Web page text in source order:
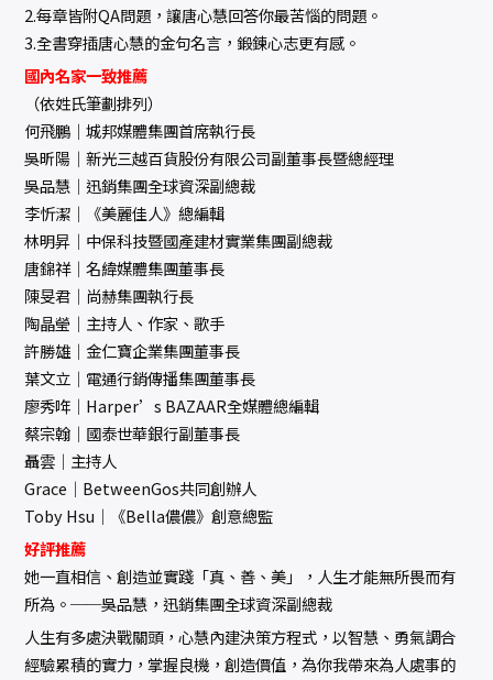
2.每章皆附QA問題，讓唐心慧回答你最苦惱的問題。
3.全書穿插唐心慧的金句名言，鍛鍊心志更有感。
國內名家一致推薦
（依姓氏筆劃排列）
何飛鵬│城邦媒體集團首席執行長
吳昕陽│新光三越百貨股份有限公司副董事長暨總經理
吳品慧│迅銷集團全球資深副總裁
李忻潔│《美麗佳人》總編輯
林明昇│中保科技暨國產建材實業集團副總裁
唐錦祥│名緯媒體集團董事長
陳旻君│尚赫集團執行長
陶晶瑩│主持人、作家、歌手
許勝雄│金仁寶企業集團董事長
葉文立│電通行銷傳播集團董事長
廖秀哖│Harper’s BAZAAR全媒體總編輯
蔡宗翰│國泰世華銀行副董事長
聶雲│主持人
Grace│BetweenGos共同創辦人
Toby Hsu│《Bella儂儂》創意總監
好評推薦
她一直相信、創造並實踐「真、善、美」，人生才能無所畏而有
所為。──吳品慧，迅銷集團全球資深副總裁
人生有多處決戰關頭，心慧內建決策方程式，以智慧、勇氣調合
經驗累積的實力，掌握良機，創造價值，為你我帶來為人處事的